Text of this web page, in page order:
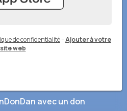
de confidentialité–Ajouter à votre
site web
avec un don